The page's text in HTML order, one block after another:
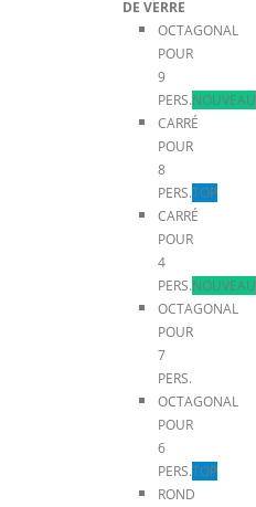
DE VERRE
OCTAGONAL
POUR
9
PERS.NOUVEAU
CARRÉ
POUR
8
PERS.TOP
CARRÉ
POUR
4
PERS.NOUVEAU
OCTAGONAL
POUR
7
PERS.
OCTAGONAL
POUR
6
PERS.TOP
ROND